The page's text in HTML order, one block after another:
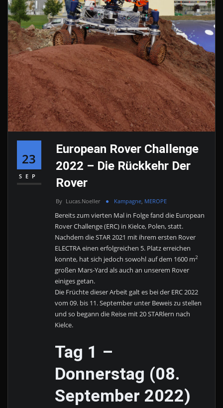
23
SEP
European Rover Challenge
2022 – Die Rückkehr Der
Rover
By Lucas.noeller Kampagne, MEROPE
Bereits zum vierten Mal in Folge fand die European
Rover Challenge (ERC) in Kielce, Polen, statt.
Nachdem die STAR 2021 mit ihrem ersten Rover
ELECTRA einen erfolgreichen 5. Platz erreichen
konnte, hat sich jedoch sowohl auf dem 1600 m2
großen Mars-Yard als auch an unserem Rover
einiges getan.
Die Früchte dieser Arbeit galt es bei der ERC 2022
vom 09. bis 11. September unter Beweis zu stellen
und so begann die Reise mit 20 STARlern nach
Kielce.
Tag 1 –
Donnerstag (08.
September 2022)